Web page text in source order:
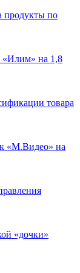
продукты по
«Илим» на 1,8
товара
«М.Видео» на
«дочки»